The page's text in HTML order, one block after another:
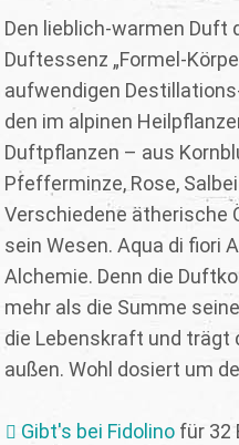
Den lieblich-warmen Duft
Duftessenz „Formel-
aufwendigen
den im alpinen
Duftpflanzen – aus
Pfefferminze, Rose,
Verschiedene ätherische
sein Wesen. Aqua di fiori
Alchemie. Denn die
mehr als die Summe
die Lebenskraft und trägt
außen. Wohl dosiert um
Gibt's bei Fidolinofür 32